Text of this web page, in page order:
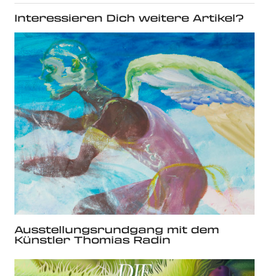
Interessieren Dich weitere Artikel?
Ausstellungsrundgang mit dem
Künstler Thomias Radin